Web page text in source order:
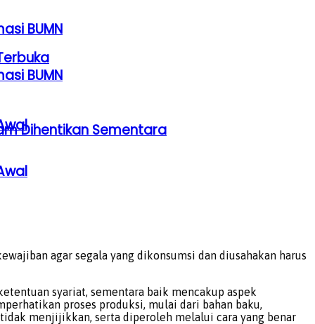
BUMN
BUMN
Dihentikan Sementara
agar segala yang dikonsumsi dan diusahakan harus
syariat, sementara baik mencakup aspek
proses produksi, mulai dari bahan baku,
menjijikkan, serta diperoleh melalui cara yang benar